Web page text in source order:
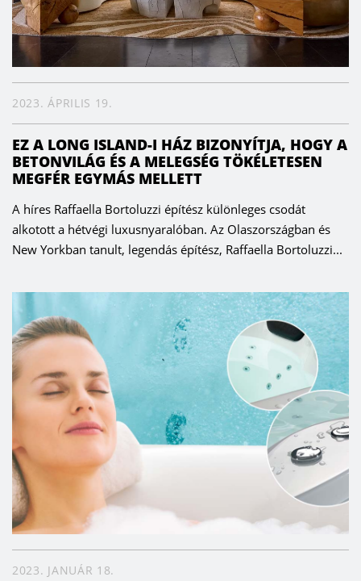
2023. ÁPRILIS 19.
EZ A LONG ISLAND-I HÁZ BIZONYÍTJA, HOGY A
BETONVILÁG ÉS A MELEGSÉG TÖKÉLETESEN
MEGFÉR EGYMÁS MELLETT
A híres Raffaella Bortoluzzi építész különleges csodát
alkotott a hétvégi luxusnyaralóban. Az Olaszországban és
New Yorkban tanult, legendás építész, Raffaella Bortoluzzi...
2023. JANUÁR 18.